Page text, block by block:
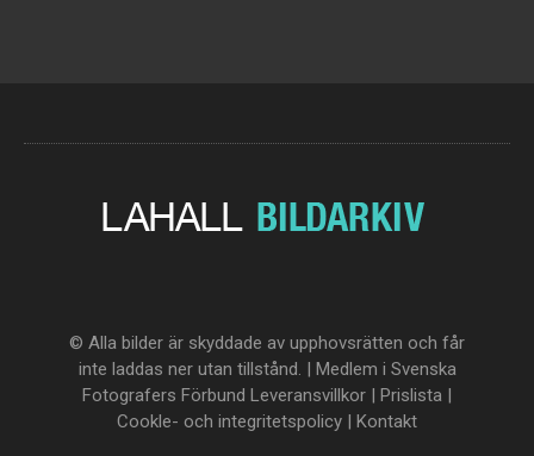
© Alla bilder är skyddade av upphovsrätten och får
inte laddas ner utan tillstånd. | Medlem i Svenska
Fotografers Förbund Leveransvillkor | Prislista |
Cookle- och integritetspolicy | Kontakt